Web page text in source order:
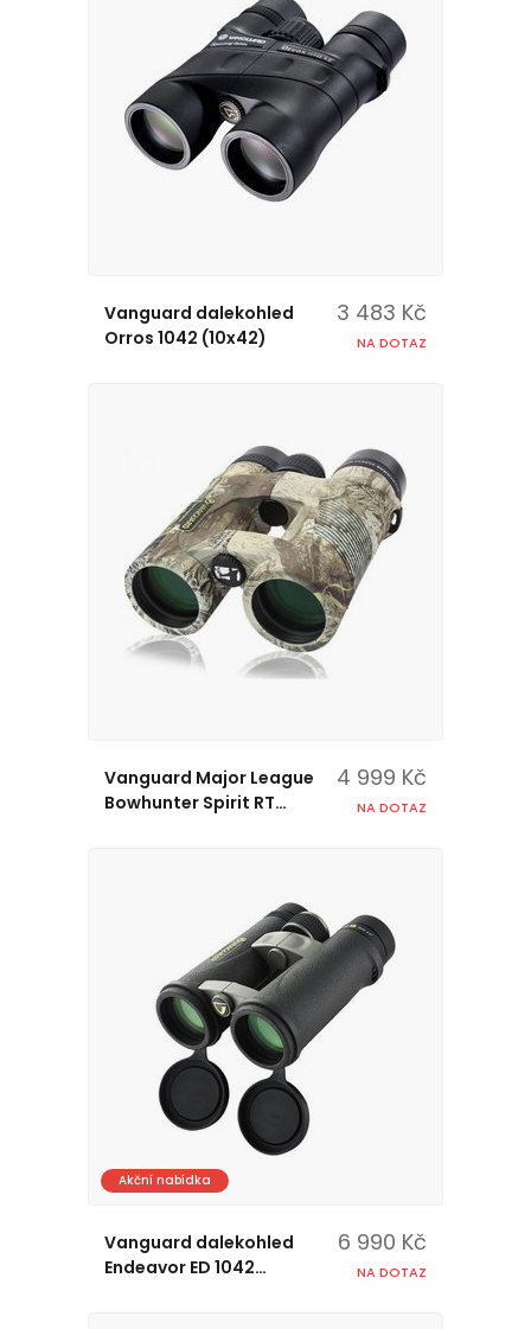
Vanguard dalekohled
Orros 1042 (10x42)
3 483 Kč
NA DOTAZ
Vanguard Major League
Bowhunter Spirit RT
4 999 Kč
NA DOTAZ
Akční nabídka
Vanguard dalekohled
Endeavor ED 1042
6 990 Kč
NA DOTAZ